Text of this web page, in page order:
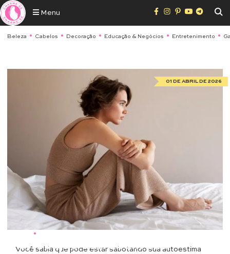
Menu
Beleza Cabelos Decoração Educação & Negócios Entretenimento
•
7 erros que derrubam sua
01 DE ABRIL DE 2026
Você sabia que pode estar sabotando sua autoestima